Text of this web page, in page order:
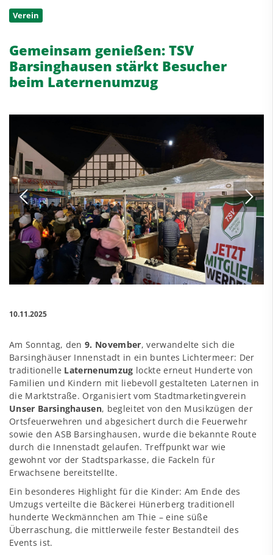
Verein
Gemeinsam genießen: TSV
Barsinghausen stärkt Besucher
beim Laternenumzug
10.11.2025
Am Sonntag, den9. November, verwandelte sich die
Barsinghäuser Innenstadt in ein buntes Lichtermeer: Der
traditionelle Laternenumzug lockte erneut Hunderte von
Familien und Kindern mit liebevoll gestalteten Laternen in
die Marktstraße. Organisiert vom Stadtmarketingverein
Unser Barsinghausen, begleitet von den Musikzügen der
Ortsfeuerwehren und abgesichert durch die Feuerwehr
sowie den ASB Barsinghausen, wurde die bekannte Route
durch die Innenstadt gelaufen. Treffpunkt war wie
gewohnt vor der Stadtsparkasse, die Fackeln für
Erwachsene bereitstellte.
Ein besonderes Highlight für die Kinder: Am Ende des
Umzugs verteilte die Bäckerei Hünerberg traditionell
hunderte Weckmännchen am Thie – eine süße
Überraschung, die mittlerweile fester Bestandteil des
Events ist.